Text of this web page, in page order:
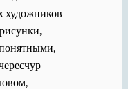
художников